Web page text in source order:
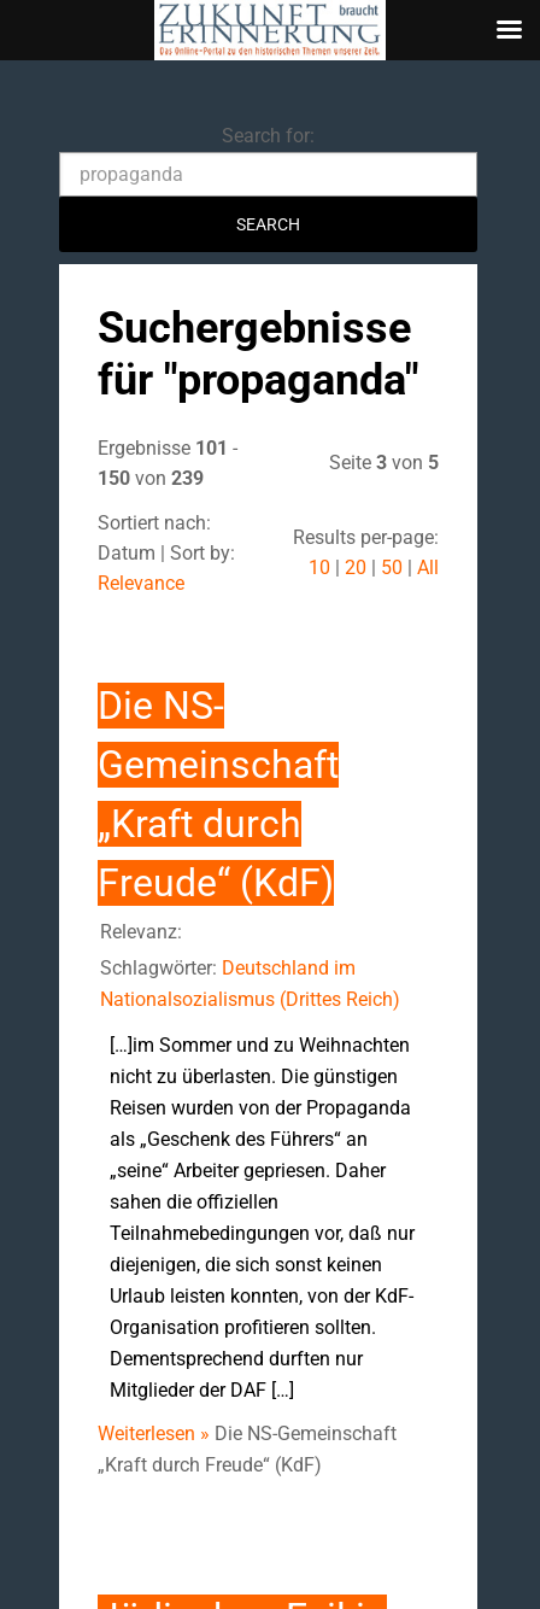
Search for:Search
Suchergebnisse
für "propaganda"
Ergebnisse 101 -
150von 239
Seite 3von 5
Sortiert nach:
Datum | Sort by:
Relevance
Results per-page:
10 | 20 | 50 | All
Die NS-
Gemeinschaft
„Kraft durch
Freude“ (KdF)
Relevanz:
Schlagwörter: Deutschland im
Nationalsozialismus (Drittes Reich)
[…]im Sommer und zu Weihnachten
nicht zu überlasten. Die günstigen
Reisen wurden von der Propaganda
als „Geschenk des Führers“ an
„seine“ Arbeiter gepriesen. Daher
sahen die offiziellen
Teilnahmebedingungen vor, daß nur
diejenigen, die sich sonst keinen
Urlaub leisten konnten, von der KdF-
Organisation profitieren sollten.
Dementsprechend durften nur
Mitglieder der DAF […]
Weiterlesen » Die NS-Gemeinschaft
„Kraft durch Freude“ (KdF)